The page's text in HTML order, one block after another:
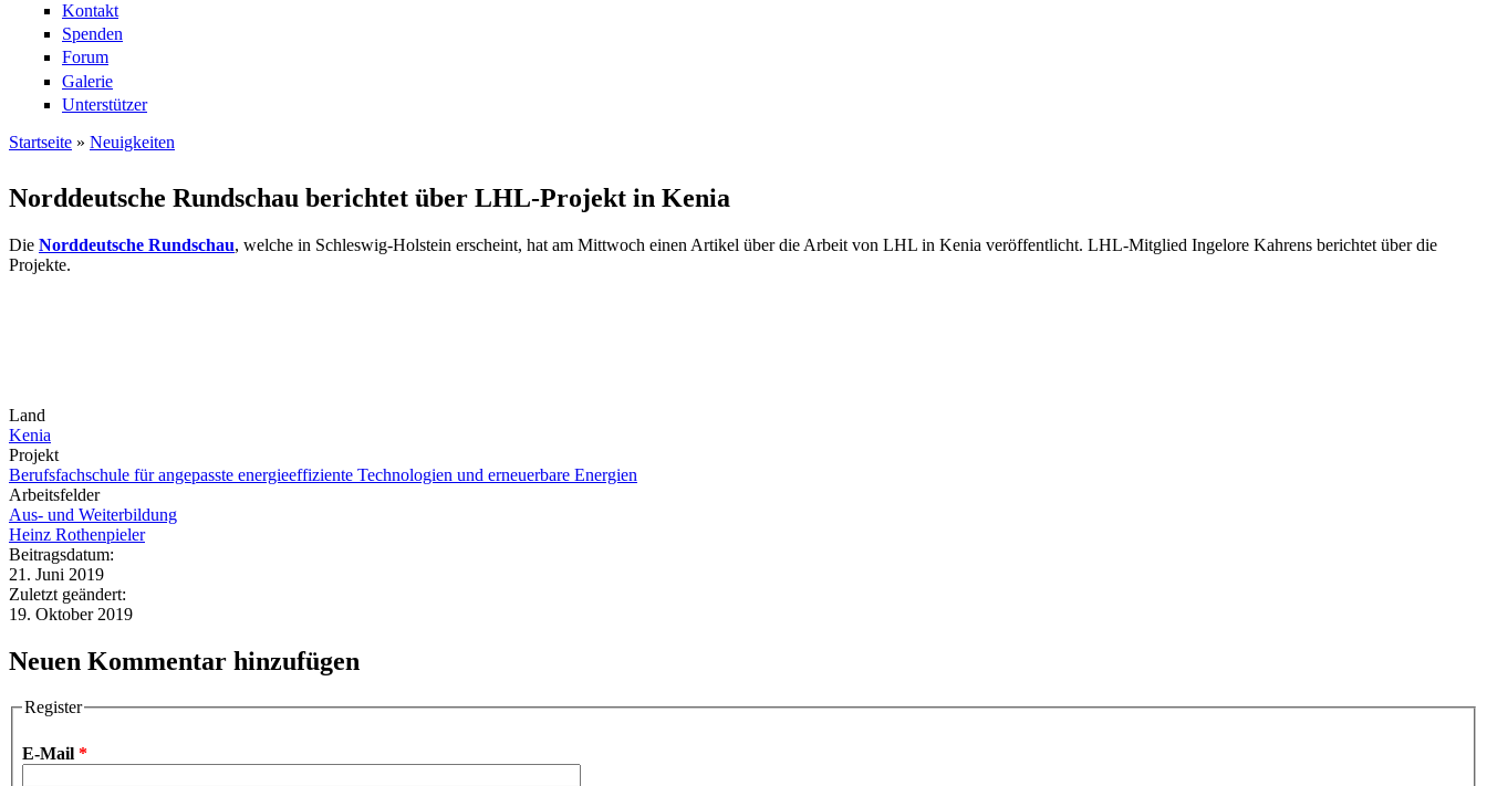
Kontakt
Spenden
Forum
Galerie
Unterstützer
Startseite » Neuigkeiten
Norddeutsche Rundschau berichtet über LHL-Projekt in Kenia
Die Norddeutsche Rundschau, welche in Schleswig-Holstein erscheint, hat am Mittwoch einen Artikel über die Arbeit von LHL in Kenia veröffentlicht. LHL-Mitglied Ingelore Kahrens berichtet über die
Projekte.
Land
Kenia
Projekt
Berufsfachschule für angepasste energieeffiziente Technologien und erneuerbare Energien
Arbeitsfelder
Aus- und Weiterbildung
Heinz Rothenpieler
Beitragsdatum:
21. Juni 2019
Zuletzt geändert:
19. Oktober 2019
Neuen Kommentar hinzufügen
Register
E-Mail *